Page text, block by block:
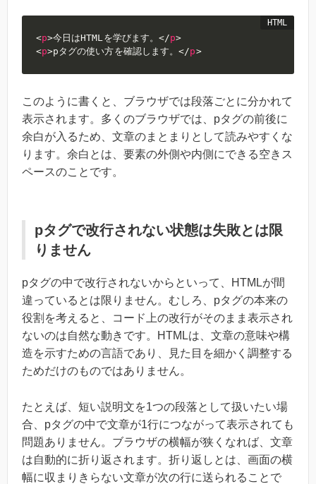
<p>今日はHTMLを学びます。</p>
<p>pタグの使い方を確認します。</p>
このように書くと、ブラウザでは段落ごとに分かれて
表示されます。多くのブラウザでは、pタグの前後に
余白が入るため、文章のまとまりとして読みやすくな
ります。余白とは、要素の外側や内側にできる空きス
ペースのことです。
pタグで改行されない状態は失敗とは限
りません
pタグの中で改行されないからといって、HTMLが間
違っているとは限りません。むしろ、pタグの本来の
役割を考えると、コード上の改行がそのまま表示され
ないのは自然な動きです。HTMLは、文章の意味や構
造を示すための言語であり、見た目を細かく調整する
ためだけのものではありません。
たとえば、短い説明文を1つの段落として扱いたい場
合、pタグの中で文章が1行につながって表示されても
問題ありません。ブラウザの横幅が狭くなれば、文章
は自動的に折り返されます。折り返しとは、画面の横
幅に収まりきらない文章が次の行に送られることで